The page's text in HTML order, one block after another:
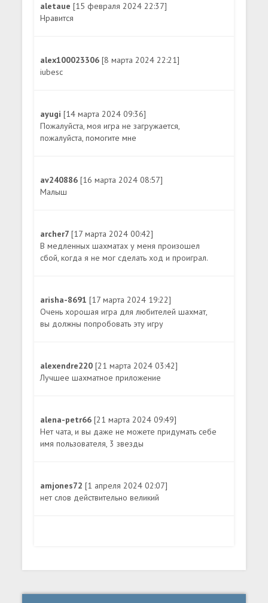
aletaue[15 февраля 2024 22:37]
Нравится
alex100023306[8 марта 2024 22:21]
iubesc
ayugi[14 марта 2024 09:36]
Пожалуйста, моя игра не загружается,
пожалуйста, помогите мне
av240886[16 марта 2024 08:57]
Малыш
archer7[17 марта 2024 00:42]
В медленных шахматах у меня произошел
сбой, когда я не мог сделать ход и проиграл.
arisha-8691[17 марта 2024 19:22]
Очень хорошая игра для любителей шахмат,
вы должны попробовать эту игру
alexendre220[21 марта 2024 03:42]
Лучшее шахматное приложение
alena-petr66[21 марта 2024 09:49]
Нет чата, и вы даже не можете придумать себе
имя пользователя, 3 звезды
amjones72[1 апреля 2024 02:07]
нет слов действительно великий